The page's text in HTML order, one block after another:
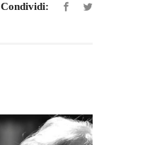
Condividi: